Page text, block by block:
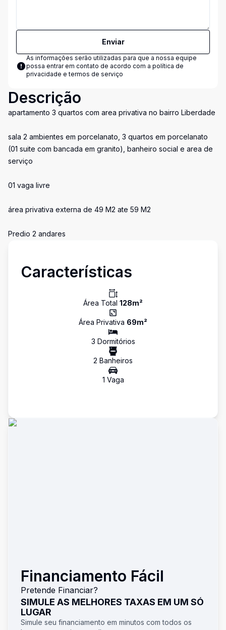
Enviar
As informações serão utilizadas para que a nossa equipe
possa entrar em contato de acordo com a política de
privacidade e termos de serviço
Descrição
apartamento 3 quartos com area privativa no bairro Liberdade
sala 2 ambientes em porcelanato, 3 quartos em porcelanato
(01 suite com bancada em granito), banheiro social e area de
serviço
01 vaga livre
área privativa externa de 49 M2 ate 59 M2
Predio 2 andares
Características
Área Total 128m²
Área Privativa 69m²
3 Dormitórios
2 Banheiros
1 Vaga
Financiamento Fácil
Pretende Financiar?
SIMULE AS MELHORES TAXAS EM UM SÓ
LUGAR
Simule seu financiamento em minutos com todos os